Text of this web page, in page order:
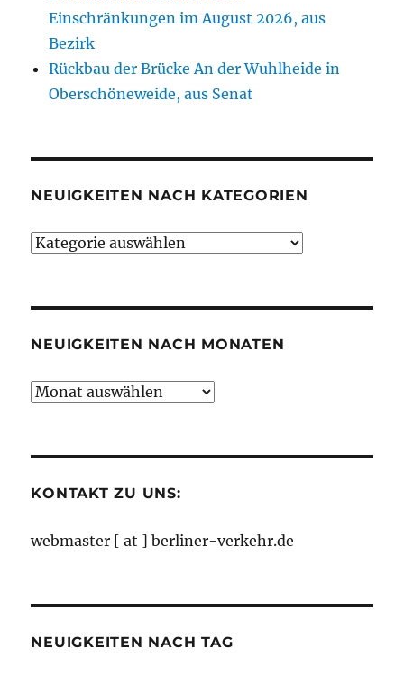
Einschränkungen im August 2026, aus
Bezirk
Rückbau der Brücke An der Wuhlheide in
Oberschöneweide, aus Senat
NEUIGKEITEN NACH KATEGORIEN
Neuigkeiten
NEUIGKEITEN NACH MONATEN
Neuigkeiten
KONTAKT ZU UNS:
webmaster [ at ] berliner-verkehr.de
NEUIGKEITEN NACH TAG